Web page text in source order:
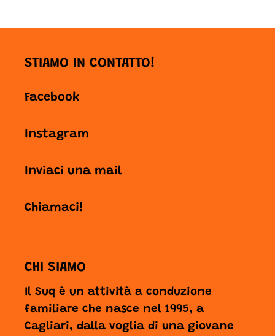
STIAMO IN CONTATTO!
Facebook
Instagram
Inviaci una mail
Chiamaci!
CHI SIAMO
Il Suq è un attività a conduzione
familiare che nasce nel 1995, a
Cagliari, dalla voglia di una giovane